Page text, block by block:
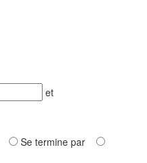
et
Se termine par